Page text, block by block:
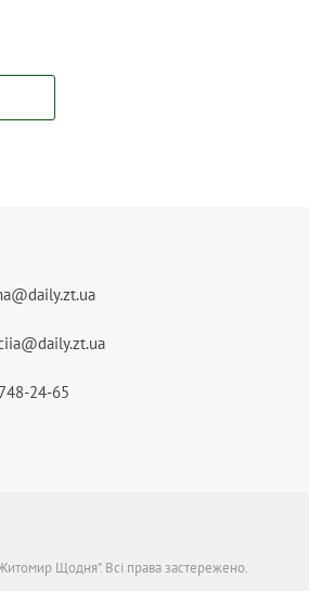
24-65
Щодня". Всі права застережено.